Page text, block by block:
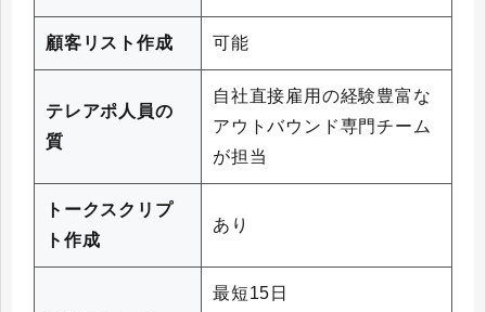
顧客リスト作成 可能
テレアポ人員の
質
自社直接雇用の経験豊富な
アウトバウンド専門チーム
が担当
トークスクリプ
ト作成
あり
最短15日